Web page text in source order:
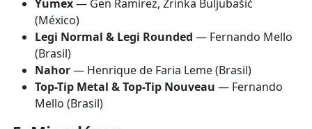
Yumex— Gen Ramírez, Zrinka Buljubašić
(México)
Legi Normal & Legi Rounded — Fernando Mello
(Brasil)
Nahor— Henrique de Faria Leme (Brasil)
Top-Tip Metal & Top-Tip Nouveau — Fernando
Mello (Brasil)